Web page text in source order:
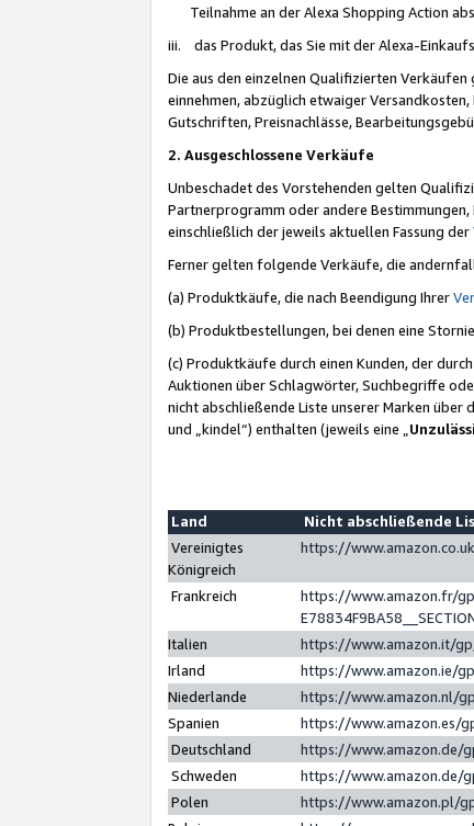
Teilnahme an der Alexa Shopping Action
iii. das Produkt, das Sie mit der Alexa-
Die aus den einzelnen Qualifizierten Verkäufen
einnehmen, abzüglich etwaiger
Gutschriften, Preisnachlässe,
2. Ausgeschlossene Verkäufe
Unbeschadet des Vorstehenden gelten
Partnerprogramm oder andere
einschließlich der jeweils aktuellen Fassung der
Ferner gelten folgende Verkäufe, die
(a) Produktkäufe, die nach Beendigung Ihrer
(b) Produktbestellungen, bei denen eine
(c) Produktkäufe durch einen Kunden, der
Auktionen über Schlagwörter, Suchbegriffe
nicht abschließende Liste unserer Marken über
und „kindel“) enthalten (jeweils eine „
Land
Nicht abschließende
Vereinigtes
Königreich
https://
Frankreich
https://www.amazon.fr/
Italien
https://www.amazon.it/
Irland
https://www.amazon.ie/
Niederlande
https://www.amazon.nl/
Spanien
https://www.amazon.es/
Deutschland
https://www.amazon.de/
Schweden
https://www.amazon.de/
Polen
https://www.amazon.pl/